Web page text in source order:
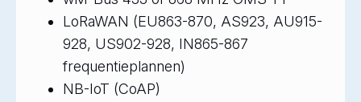
LoRaWAN (EU863-870, AS923, AU915-
928, US902-928, IN865-867
frequentieplannen)
NB-IoT (CoAP)